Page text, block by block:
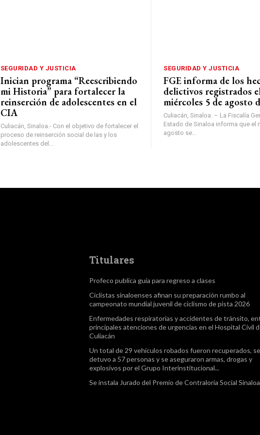
SEGURIDAD Y JUSTICIA
Inician programa “Reescribiendo
mi Historia” para fortalecer la
reinserción de adolescentes en el
CIA
Culiacán, Sinaloa.- Con el objetivo de fortalecer el
proceso de reinserción social de las y los
adolescentes del...
SEGURIDAD Y JUSTICIA
FGE informa de los
delictivos registrados
miércoles 5 de agosto
Culiacán, Sinaloa. – La Fiscalía
Estado de Sinaloa informa que el
agosto se...
Titulares
Profeco publica guía para regreso a clases
Ciclistas sinaloenses afinan su preparación rumbo al
campeonato mundial juvenil de ciclismo de pista 2026
Enfermedades respiratorias y accidentes de tránsito,
principales atenciones de urgencias en el Hospital Civil
Culiacán
Un total de 29 vehículos robados fueron recuperados,
detuvo a 57 personas y se aseguraron armas, drogas y
explosivos por el Grupo Interinstitucional...
Se instala Jurado del Premio de Contraloría Social